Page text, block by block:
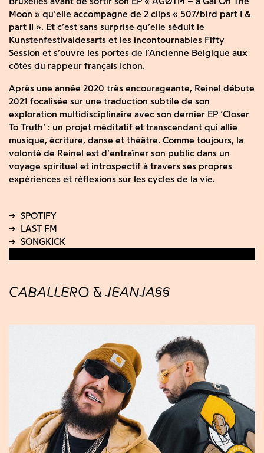
Moon » qu’elle accompagne de 2 clips « 507/bird part I &
part II ». Et c’est sans surprise qu’elle séduit le
Kunstenfestivaldesarts et les incontournables Fifty
Session et s’ouvre les portes de l’Ancienne Belgique aux
côtés du rappeur français Ichon.
Après une année 2020 très encourageante, Reinel débute
2021 focalisée sur une traduction subtile de son
exploration multidisciplinaire avec son dernier EP ‘Closer
To Truth’ : un projet méditatif et transcendant qui allie
musique, écriture, danse et théâtre. Comme toujours, la
volonté de Reinel est d’entraîner son public dans un
voyage spirituel et introspectif à travers ses propres
expériences et réflexions sur les cycles de la vie.
CABALLERO & JEANJASS